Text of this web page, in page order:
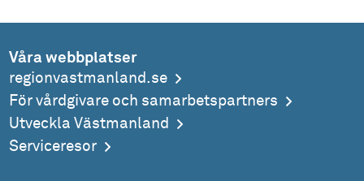
Våra webbplatser
regionvastmanland.se
För vårdgivare och samarbetspartners
Utveckla Västmanland
Serviceresor